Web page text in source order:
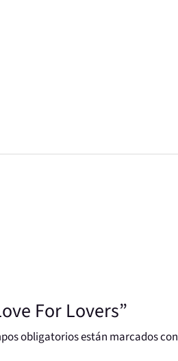
For Lovers”
obligatorios están marcados con